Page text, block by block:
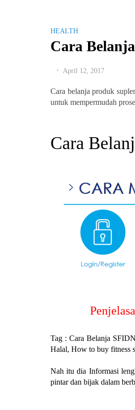
HEALTH
Cara
• April 12, 2017
Cara belanja produk
untuk mempermudah
Cara
Tag : Cara Belanja
Halal, How to buy fitness
Nah itu dia Informasi
pintar dan bijak dalam